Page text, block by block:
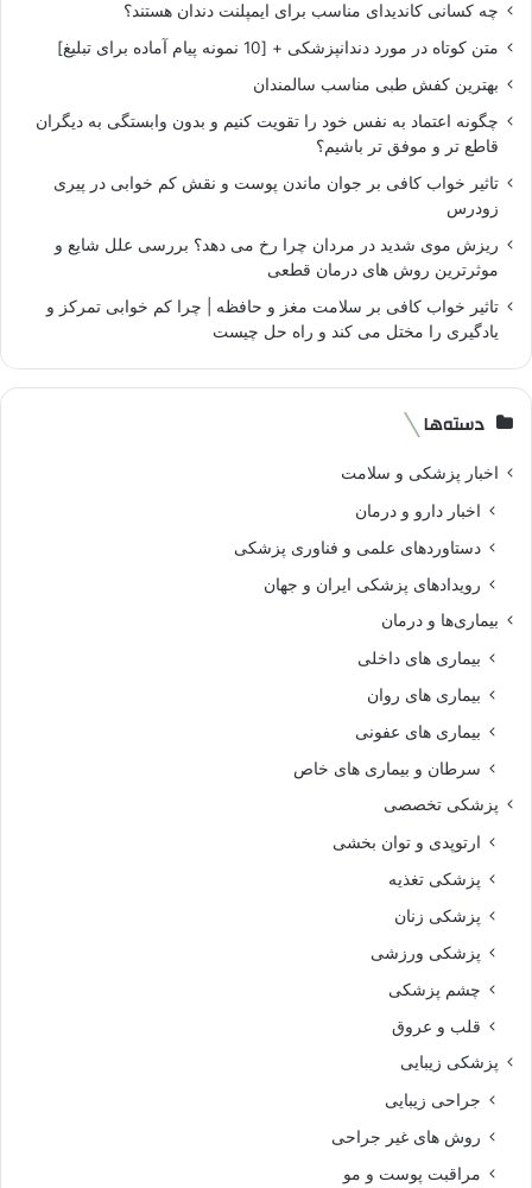
چه کسانی کاندیدای مناسب برای ایمپلنت دندان هستند؟
متن کوتاه در مورد دندانپزشکی + [10 نمونه پیام آماده برای تبلیغ]
بهترین کفش طبی مناسب سالمندان
چگونه اعتماد به نفس خود را تقویت کنیم و بدون وابستگی به دیگران
قاطع تر و موفق تر باشیم؟
تاثیر خواب کافی بر جوان ماندن پوست و نقش کم خوابی در پیری
زودرس
ریزش موی شدید در مردان چرا رخ می دهد؟ بررسی علل شایع و
موثرترین روش های درمان قطعی
تاثیر خواب کافی بر سلامت مغز و حافظه | چرا کم خوابی تمرکز و
یادگیری را مختل می کند و راه حل چیست
دسته‌ها
اخبار پزشکی و سلامت
اخبار دارو و درمان
دستاوردهای علمی و فناوری پزشکی
رویدادهای پزشکی ایران و جهان
بیماری‌ها و درمان
بیماری های داخلی
بیماری های روان‌
بیماری های عفونی
سرطان و بیماری های خاص
پزشکی تخصصی
ارتوپدی و توان بخشی
پزشکی تغذیه
پزشکی زنان
پزشکی ورزشی
چشم پزشکی
قلب و عروق
پزشکی زیبایی
جراحی زیبایی
روش های غیر جراحی
مراقبت پوست و مو